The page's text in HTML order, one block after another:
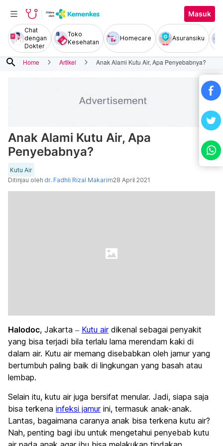
Masuk
Chat
dengan
Dokter
Toko
Kesehatan
Homecare Asuransiku
search Home Artikel Anak Alami Kutu Air, Apa Penyebabnya?
Anak Alami Kutu Air, Apa
Penyebabnya?
Kutu Air
Ditinjau oleh dr. Fadhli Rizal Makarim28 April 2021
Halodoc, Jakarta – Kutu airdikenal sebagai penyakit
yang bisa terjadi bila terlalu lama merendam kaki di
dalam air. Kutu air memang disebabkan oleh jamur yang
bertumbuh paling baik di lingkungan yang basah atau
lembap.
Selain itu, kutu air juga bersifat menular. Jadi, siapa saja
bisa terkena infeksi jamurini, termasuk anak-anak.
Lantas, bagaimana caranya anak bisa terkena kutu air?
Nah, penting bagi ibu untuk mengetahui penyebab kutu